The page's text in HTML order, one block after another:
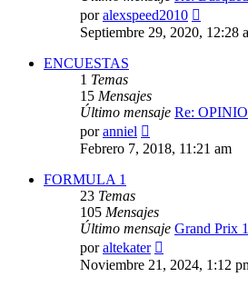
poralexspeed2010
último
Septiembre 29, 2020, 12:28
ENCUESTAS
1 Temas
15 Mensajes
Último mensaje Re:
poranniel
último
Febrero 7, 2018, 11:21 am
FORMULA 1
23 Temas
105 Mensajes
Último mensaje Grand Prix
poraltekater
último
Noviembre 21, 2024, 1:12